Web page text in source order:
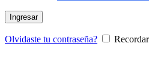
Ingresar
Olvidaste tu contraseña?